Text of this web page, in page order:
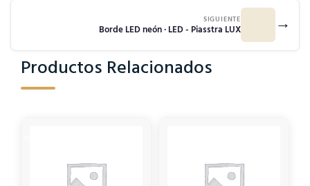
SIGUIENTE
Borde LED neón · LED - Piasstra LUX →
Productos Relacionados